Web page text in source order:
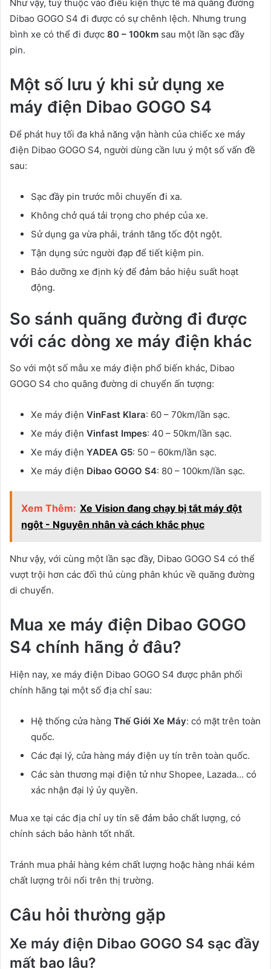
Như vậy, tuỳ thuộc vào điều kiện thực tế mà quãng đường
Dibao GOGO S4 đi được có sự chênh lệch. Nhưng trung
bình xe có thể đi được 80 – 100km sau một lần sạc đầy
pin.
Một số lưu ý khi sử dụng xe
máy điện Dibao GOGO S4
Để phát huy tối đa khả năng vận hành của chiếc xe máy
điện Dibao GOGO S4, người dùng cần lưu ý một số vấn đề
sau:
Sạc đầy pin trước mỗi chuyến đi xa.
Không chở quá tải trọng cho phép của xe.
Sử dụng ga vừa phải, tránh tăng tốc đột ngột.
Tận dụng sức người đạp để tiết kiệm pin.
Bảo dưỡng xe định kỳ để đảm bảo hiệu suất hoạt
động.
So sánh quãng đường đi được
với các dòng xe máy điện khác
So với một số mẫu xe máy điện phổ biến khác, Dibao
GOGO S4 cho quãng đường di chuyển ấn tượng:
Xe máy điện VinFast Klara: 60 – 70km/lần sạc.
Xe máy điện Vinfast Impes: 40 – 50km/lần sạc.
Xe máy điện YADEA G5: 50 – 60km/lần sạc.
Xe máy điện Dibao GOGO S4: 80 – 100km/lần sạc.
Xem Thêm: Xe Vision đang chạy bị tắt máy đột
ngột - Nguyên nhân và cách khắc phục
Như vậy, với cùng một lần sạc đầy, Dibao GOGO S4 có thể
vượt trội hơn các đối thủ cùng phân khúc về quãng đường
di chuyển.
Mua xe máy điện Dibao GOGO
S4 chính hãng ở đâu?
Hiện nay, xe máy điện Dibao GOGO S4 được phân phối
chính hãng tại một số địa chỉ sau:
Hệ thống cửa hàng Thế Giới Xe Máy: có mặt trên toàn
quốc.
Các đại lý, cửa hàng máy điện uy tín trên toàn quốc.
Các sàn thương mại điện tử như Shopee, Lazada… có
xác nhận đại lý ủy quyền.
Mua xe tại các địa chỉ uy tín sẽ đảm bảo chất lượng, có
chính sách bảo hành tốt nhất.
Tránh mua phải hàng kém chất lượng hoặc hàng nhái kém
chất lượng trôi nổi trên thị trường.
Câu hỏi thường gặp
Xe máy điện Dibao GOGO S4 sạc đầy
mất bao lâu?